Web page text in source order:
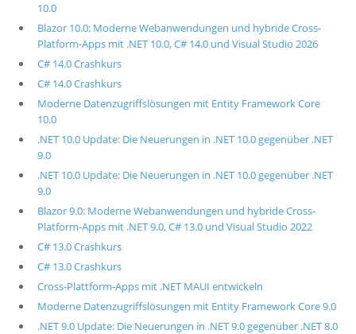
10.0
Blazor 10.0: Moderne Webanwendungen und hybride Cross-
Platform-Apps mit .NET 10.0, C# 14.0 und Visual Studio 2026
C# 14.0 Crashkurs
C# 14.0 Crashkurs
Moderne Datenzugriffslösungen mit Entity Framework Core
10.0
.NET 10.0 Update: Die Neuerungen in .NET 10.0 gegenüber .NET
9.0
.NET 10.0 Update: Die Neuerungen in .NET 10.0 gegenüber .NET
9.0
Blazor 9.0: Moderne Webanwendungen und hybride Cross-
Platform-Apps mit .NET 9.0, C# 13.0 und Visual Studio 2022
C# 13.0 Crashkurs
C# 13.0 Crashkurs
Cross-Plattform-Apps mit .NET MAUI entwickeln
Moderne Datenzugriffslösungen mit Entity Framework Core 9.0
.NET 9.0 Update: Die Neuerungen in .NET 9.0 gegenüber .NET 8.0